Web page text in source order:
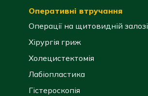
Оперативні втручання
Операції на щитовидній залозі
Хірургія гриж
Холецистектомія
Лабіопластика
Гістероскопія